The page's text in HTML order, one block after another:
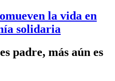
la vida en
solidaria
padre, más aún es